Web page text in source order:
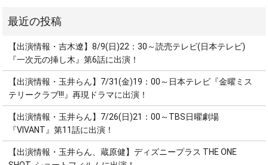
【出演情報・吉木遼】8/9(日)22：30～読売テレビ(日本テレビ)
『一次元の挿し木』第6話に出演！
【出演情報・玉井らん】7/31(金)19：00～日本テレビ『金曜ミス
テリークラブ!!!』再現ドラマに出演！
【出演情報・玉井らん】7/26(日)21：00～TBS日曜劇場
『VIVANT』第11話に出演！
【出演情報・玉井らん、蔵原健】ディズニープラス THE ONE